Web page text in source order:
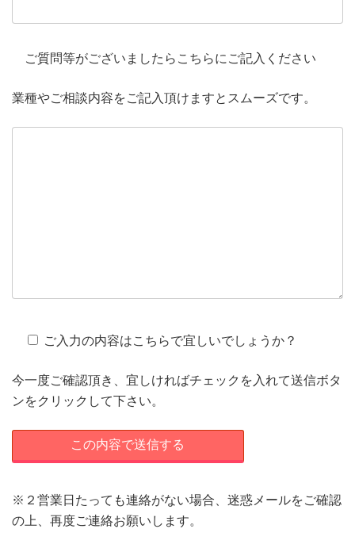
ご質問等がございましたらこちらにご記入ください
業種やご相談内容をご記入頂けますとスムーズです。
ご入力の内容はこちらで宜しいでしょうか？
今一度ご確認頂き、宜しければチェックを入れて送信ボタ
ンをクリックして下さい。
※２営業日たっても連絡がない場合、迷惑メールをご確認
の上、再度ご連絡お願いします。